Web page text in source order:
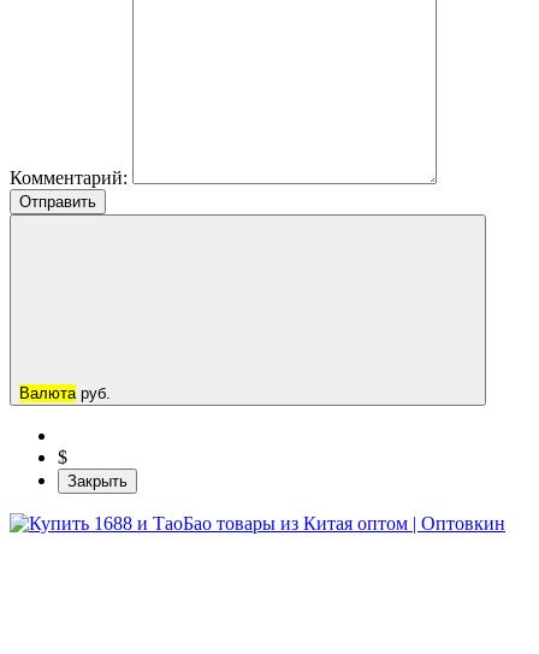
Комментарий:
Отправить
Валюта руб.
$
Закрыть